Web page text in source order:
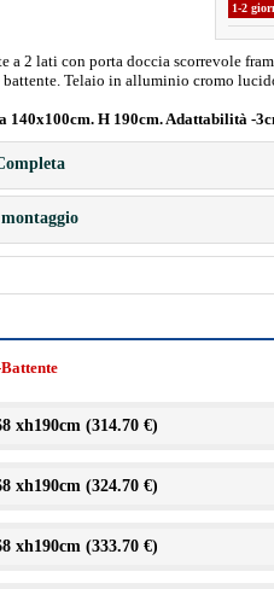
1-2
a 2 lati con porta doccia scorrevole
Telaio in alluminio cromo
140x100cm. H 190cm. Adattabilità -
xh190cm (314.70 €)
xh190cm (324.70 €)
xh190cm (333.70 €)